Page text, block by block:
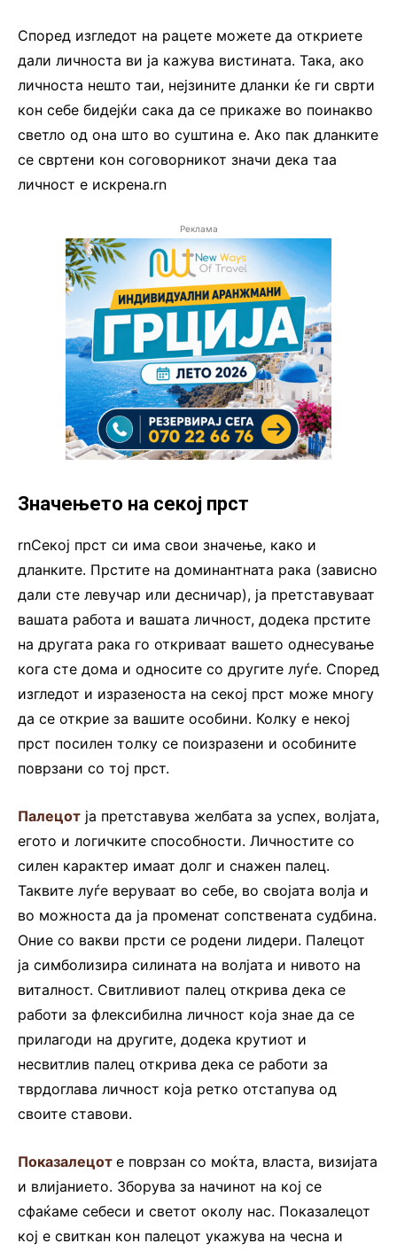
Според изгледот на рацете можете да откриете
дали личноста ви ја кажува вистината. Така, ако
личноста нешто таи, нејзините дланки ќе ги сврти
кон себе бидејќи сака да се прикаже во поинакво
светло од она што во суштина е. Ако пак дланките
се свртени кон соговорникот значи дека таа
личност е искрена.rn
Реклама
Значењето на секој прст
rnСекој прст си има свои значење, како и
дланките. Прстите на доминантната рака (зависно
дали сте левучар или десничар), ја претставуваат
вашата работа и вашата личност, додека прстите
на другата рака го откриваат вашето однесување
кога сте дома и односите со другите луѓе. Според
изгледот и изразеноста на секој прст може многу
да се открие за вашите особини. Колку е некој
прст посилен толку се поизразени и особините
поврзани со тој прст.
Палецот ја претставува желбата за успех, волјата,
егото и логичките способности. Личностите со
силен карактер имаат долг и снажен палец.
Таквите луѓе веруваат во себе, во својата волја и
во можноста да ја променат сопствената судбина.
Оние со вакви прсти се родени лидери. Палецот
ја симболизира силината на волјата и нивото на
виталност. Свитливиот палец открива дека се
работи за флексибилна личност која знае да се
прилагоди на другите, додека крутиот и
несвитлив палец открива дека се работи за
тврдоглава личност која ретко отстапува од
своите ставови.
Показалецот е поврзан со моќта, власта, визијата
и влијанието. Зборува за начинот на кој се
сфаќаме себеси и светот околу нас. Показалецот
кој е свиткан кон палецот укажува на чесна и